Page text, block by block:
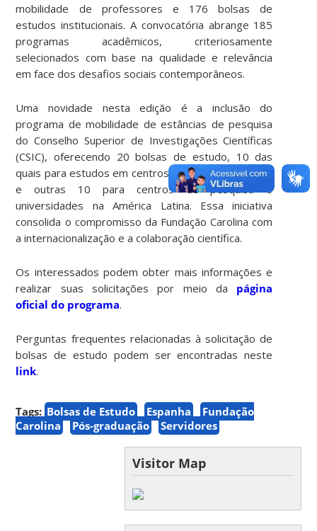
mobilidade de professores e 176 bolsas de
estudos institucionais. A convocatória abrange 185
programas acadêmicos, criteriosamente
selecionados com base na qualidade e relevância
em face dos desafios sociais contemporâneos.
Uma novidade nesta edição é a inclusão do
programa de mobilidade de estâncias de pesquisa
do Conselho Superior de Investigações Científicas
(CSIC), oferecendo 20 bolsas de estudo, 10 das
quais para estudos em centros de pesquisa do CSIC
e outras 10 para centros de pesquisa e
universidades na América Latina. Essa iniciativa
consolida o compromisso da Fundação Carolina com
a internacionalização e a colaboração científica.
Os interessados podem obter mais informações e
realizar suas solicitações por meio da página
oficial do programa.
Perguntas frequentes relacionadas à solicitação de
bolsas de estudo podem ser encontradas neste
link.
Tags: Bolsas de Estudo Espanha
Fundação
Carolina
Pós-graduação Servidores
Visitor Map